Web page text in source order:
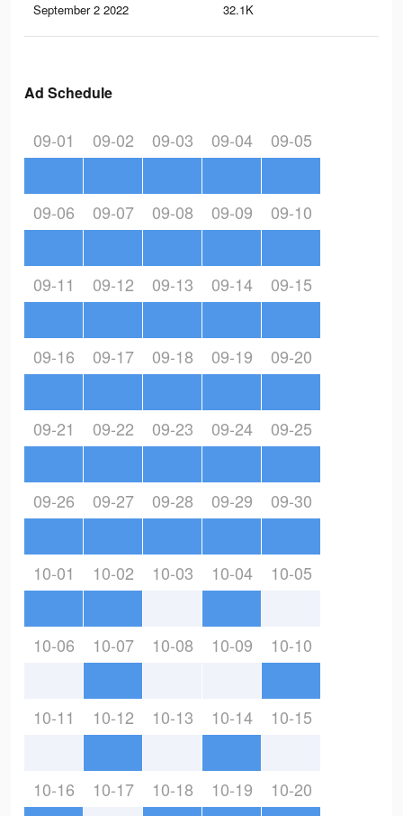
September 2 2022 32.1K
Ad Schedule
09-01 09-02 09-03 09-04 09-05
09-06 09-07 09-08 09-09 09-10
09-11 09-12 09-13 09-14 09-15
09-16 09-17 09-18 09-19 09-20
09-21 09-22 09-23 09-24 09-25
09-26 09-27 09-28 09-29 09-30
10-01 10-02 10-03 10-04 10-05
10-06 10-07 10-08 10-09 10-10
10-11 10-12 10-13 10-14 10-15
10-16 10-17 10-18 10-19 10-20